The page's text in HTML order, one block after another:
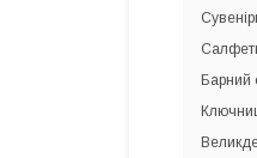
Барний